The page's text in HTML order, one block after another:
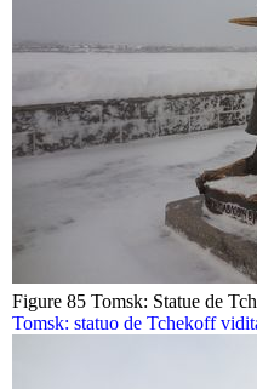
Figure 85 Tomsk: Statue de
Tomsk: statuo de Tchekoff